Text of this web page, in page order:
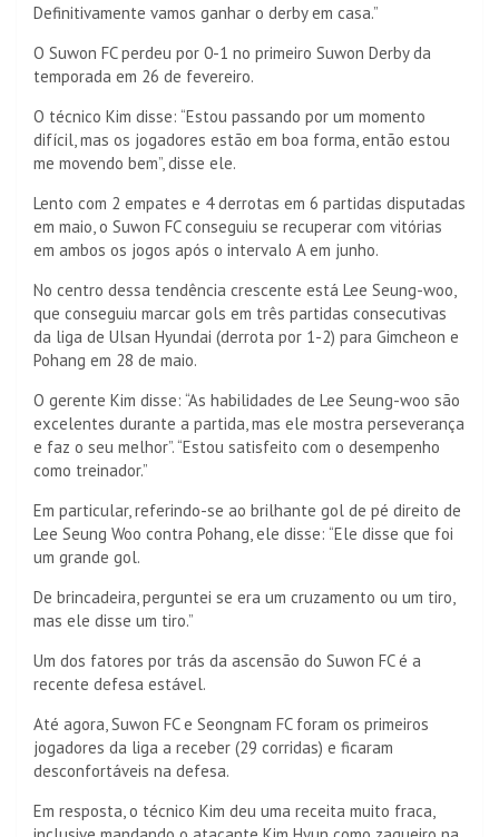
Definitivamente vamos ganhar o derby em casa.”
O Suwon FC perdeu por 0-1 no primeiro Suwon Derby da
temporada em 26 de fevereiro.
O técnico Kim disse: “Estou passando por um momento
difícil, mas os jogadores estão em boa forma, então estou
me movendo bem”, disse ele.
Lento com 2 empates e 4 derrotas em 6 partidas disputadas
em maio, o Suwon FC conseguiu se recuperar com vitórias
em ambos os jogos após o intervalo A em junho.
No centro dessa tendência crescente está Lee Seung-woo,
que conseguiu marcar gols em três partidas consecutivas
da liga de Ulsan Hyundai (derrota por 1-2) para Gimcheon e
Pohang em 28 de maio.
O gerente Kim disse: “As habilidades de Lee Seung-woo são
excelentes durante a partida, mas ele mostra perseverança
e faz o seu melhor”. “Estou satisfeito com o desempenho
como treinador.”
Em particular, referindo-se ao brilhante gol de pé direito de
Lee Seung Woo contra Pohang, ele disse: “Ele disse que foi
um grande gol.
De brincadeira, perguntei se era um cruzamento ou um tiro,
mas ele disse um tiro.”
Um dos fatores por trás da ascensão do Suwon FC é a
recente defesa estável.
Até agora, Suwon FC e Seongnam FC foram os primeiros
jogadores da liga a receber (29 corridas) e ficaram
desconfortáveis ​​na defesa.
Em resposta, o técnico Kim deu uma receita muito fraca,